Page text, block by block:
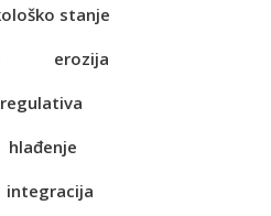
stanje
erozija
hlađenje
integracija